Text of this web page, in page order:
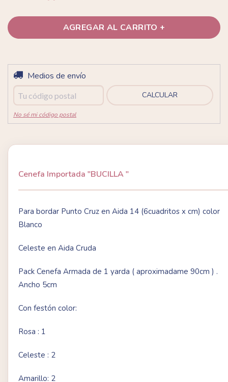
Entregas para el CP:
Medios de envío
CALCULAR
No sé mi código postal
Cenefa Importada "BUCILLA "
Para bordar Punto Cruz en Aida 14 (6cuadritos x cm) color
Blanco
Celeste en Aida Cruda
Pack Cenefa Armada de 1 yarda ( aproximadame 90cm ) .
Ancho 5cm
Con festón color:
Rosa : 1
Celeste : 2
Amarillo: 2